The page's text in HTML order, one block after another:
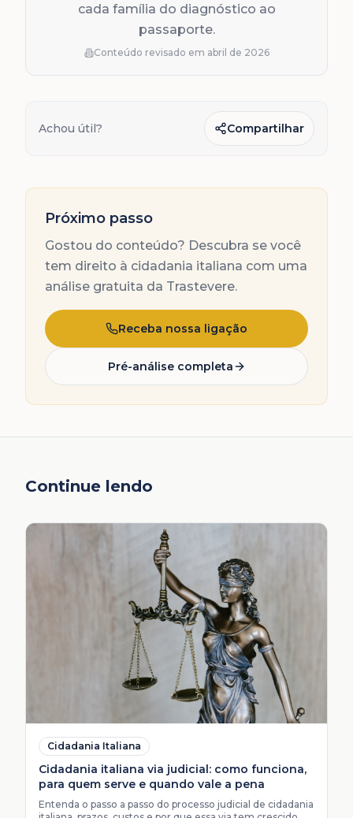
cada família do diagnóstico ao
passaporte.
Conteúdo revisado em abril de 2026
Achou útil? Compartilhar
Próximo passo
Gostou do conteúdo? Descubra se você
tem direito à cidadania italiana com uma
análise gratuita da Trastevere.
Receba nossa ligação
Pré-análise completa
Continue lendo
Cidadania Italiana
Cidadania italiana via judicial: como funciona,
para quem serve e quando vale a pena
Entenda o passo a passo do processo judicial de cidadania